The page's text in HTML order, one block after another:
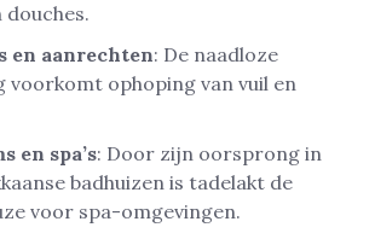
douches.
en aanrechten: De naadloze
voorkomt ophoping van vuil en
en spa’s: Door zijn oorsprong in
badhuizen is tadelakt de
voor spa-omgevingen.